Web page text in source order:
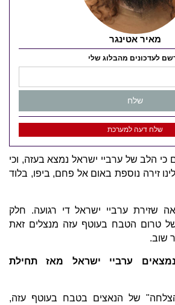
מאיר אטינגר
לעדכונים מהבלוג שלי
שלח
שלח דעה למערכת
כי הלב של ערביי ישראל נמצא בעזה, וכי
זירה נוספת באום אל פחם, ביפו, בלוד
שזירת ערביי ישראל די רגועה. חלק
של טרום הטבח בעוטף עזה מנצלים זאת
שוב.
ערביי ישראל מאז תחילת
של הנאצים בטבח בעוטף עזה,